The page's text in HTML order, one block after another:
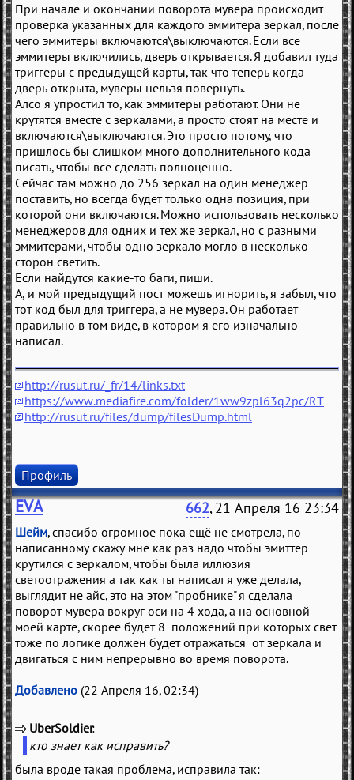
При начале и окончании поворота мувера происходит
проверка указанных для каждого эммитера зеркал, после
чего эммитеры включаются\выключаются. Если все
эммитеры включились, дверь открывается. Я добавил туда
триггеры с предыдущей карты, так что теперь когда
дверь открыта, муверы нельзя повернуть.
Алсо я упростил то, как эммитеры работают. Они не
крутятся вместе с зеркалами, а просто стоят на месте и
включаются\выключаются. Это просто потому, что
пришлось бы слишком много дополнительного кода
писать, чтобы все сделать полноценно.
Сейчас там можно до 256 зеркал на один менеджер
поставить, но всегда будет только одна позиция, при
которой они включаются. Можно использовать несколько
менеджеров для одних и тех же зеркал, но с разными
эммитерами, чтобы одно зеркало могло в несколько
сторон светить.
Если найдутся какие-то баги, пиши.
А, и мой предыдущий пост можешь игнорить, я забыл, что
тот код был для триггера, а не мувера. Он работает
правильно в том виде, в котором я его изначально
написал.
http://rusut.ru/_fr/14/links.txt
https://www.mediafire.com/folder/1ww9zpl63q2pc/RT
http://rusut.ru/files/dump/filesDump.html
Профиль
EVA 662, 21 Апреля 16 23:34
Шейм, спасибо огромное пока ещё не смотрела, по
написанному скажу мне как раз надо чтобы эмиттер
крутился с зеркалом, чтобы была иллюзия
светоотражения а так как ты написал я уже делала,
выглядит не айс, это на этом "пробнике" я сделала
поворот мувера вокруг оси на 4 хода, а на основной
моей карте, скорее будет 8 положений при которых свет
тоже по логике должен будет отражаться от зеркала и
двигаться с ним непрерывно во время поворота.
Добавлено (22 Апреля 16, 02:34)
---------------------------------------------
UberSoldier
кто знает как исправить?
была вроде такая проблема, исправила так: